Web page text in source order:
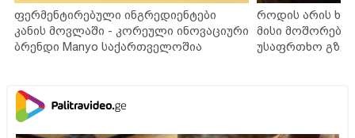
ფერმენტირებული ინგრედიენტები
კანის მოვლაში - კორეული ინოვაციური
ბრენდი Manyo საქართველოშია
როდის არის
მისი
უსაფრთხო